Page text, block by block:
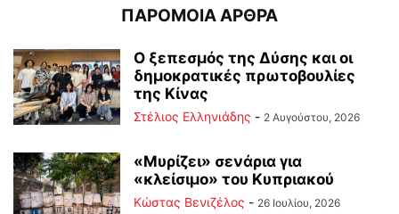
ΠΑΡΟΜΟΙΑ ΑΡΘΡΑ
Ο ξεπεσμός της Δύσης και οι
δημοκρατικές πρωτοβουλίες
της Κίνας
Στέλιος Ελληνιάδης - 2 Αυγούστου, 2026
«Μυρίζει» σενάρια για
«κλείσιμο» του Κυπριακού
Κώστας Βενιζέλος - 26 Ιουλίου, 2026